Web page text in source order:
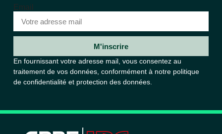
Email
M'inscrire
En fournissant votre adresse mail, vous consentez au
traitement de vos données, conformément à notre politique
de confidentialité et protection des données.